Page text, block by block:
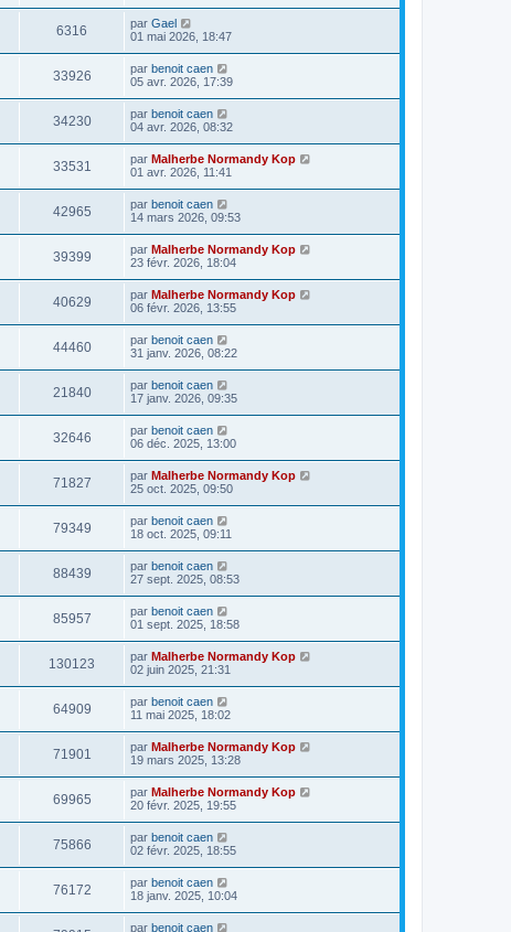
6316 par Gael
01 mai 2026, 18:47
33926 par benoit caen
05 avr. 2026, 17:39
34230 par benoit caen
04 avr. 2026, 08:32
33531 par Malherbe Normandy Kop
01 avr. 2026, 11:41
42965 par benoit caen
14 mars 2026, 09:53
39399 par Malherbe Normandy Kop
23 févr. 2026, 18:04
40629 par Malherbe Normandy Kop
06 févr. 2026, 13:55
44460 par benoit caen
31 janv. 2026, 08:22
21840 par benoit caen
17 janv. 2026, 09:35
32646 par benoit caen
06 déc. 2025, 13:00
71827 par Malherbe Normandy Kop
25 oct. 2025, 09:50
79349 par benoit caen
18 oct. 2025, 09:11
88439 par benoit caen
27 sept. 2025, 08:53
85957 par benoit caen
01 sept. 2025, 18:58
130123 par Malherbe Normandy Kop
02 juin 2025, 21:31
64909 par benoit caen
11 mai 2025, 18:02
71901 par Malherbe Normandy Kop
19 mars 2025, 13:28
69965 par Malherbe Normandy Kop
20 févr. 2025, 19:55
75866 par benoit caen
02 févr. 2025, 18:55
76172 par benoit caen
18 janv. 2025, 10:04
par benoit caen